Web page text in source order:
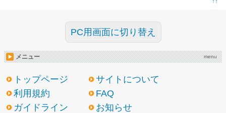
PC用画面に切り替え
メニュー menu
トップページ
サイトについて
利用規約
FAQ
ガイドライン
お知らせ